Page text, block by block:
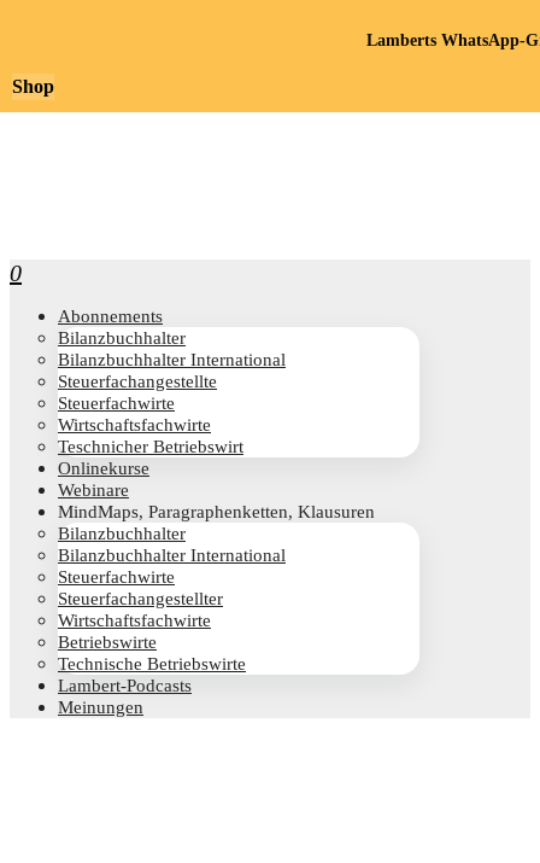
0
Abon­ne­ments
Bilanz­buch­hal­ter
Bilanz­buch­hal­ter International
Steu­er­fach­an­ge­stell­te
Steu­er­fach­wir­te
Wirt­schafts­fach­wir­te
Teschni­cher Betriebswirt
Online­kur­se
Web­i­na­re
Mind­Maps, Para­gra­phen­ket­ten, Klausuren
Bilanz­buch­hal­ter
Bilanz­buch­hal­ter International
Steu­er­fach­wir­te
Steu­er­fach­an­ge­stell­ter
Wirt­schafts­fach­wir­te
Betriebs­wir­te
Tech­ni­sche Betriebswirte
Lam­­bert-Pod­­casts
Mei­nun­gen
Shop
Lamberts WhatsApp-